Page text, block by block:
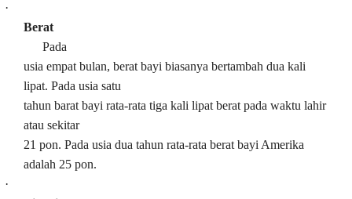
·
Berat
Pada
usia empat bulan, berat bayi biasanya bertambah dua kali
lipat. Pada usia satu
tahun barat bayi rata-rata tiga kali lipat berat pada waktu lahir
atau sekitar
21 pon. Pada usia dua tahun rata-rata berat bayi Amerika
adalah 25 pon.
·